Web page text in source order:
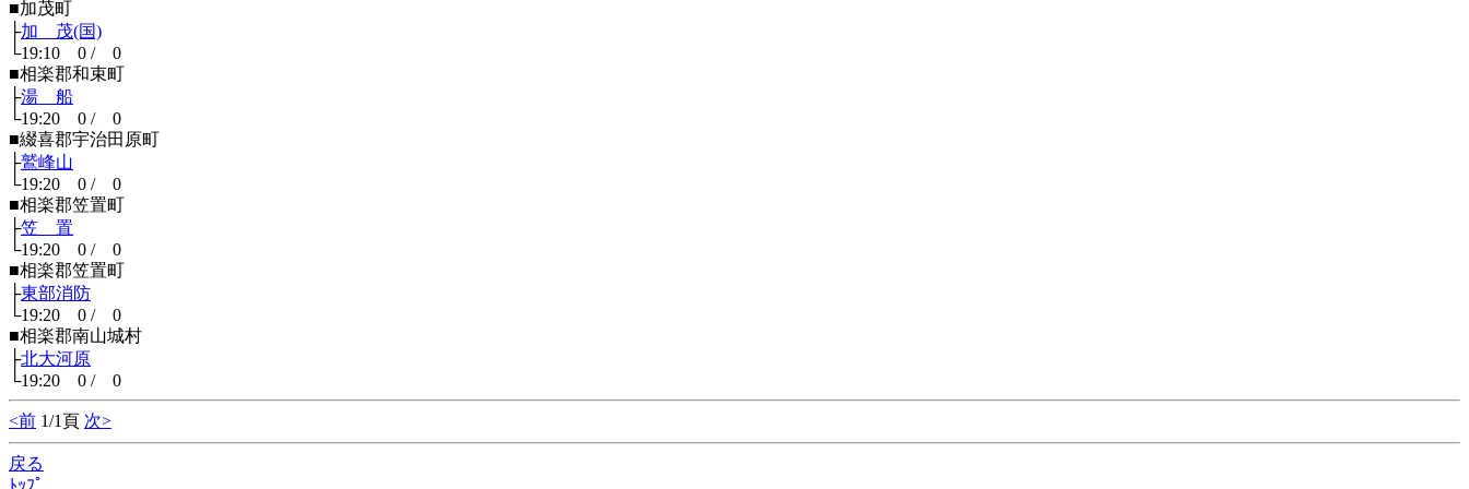
■加茂町
├加 茂(国)
└19:10 0 / 0
■相楽郡和束町
├湯 船
└19:20 0 / 0
■綴喜郡宇治田原町
├鷲峰山
└19:20 0 / 0
■相楽郡笠置町
├笠 置
└19:20 0 / 0
■相楽郡笠置町
├東部消防
└19:20 0 / 0
■相楽郡南山城村
├北大河原
└19:20 0 / 0
<前 1/1頁 次>
戻る
ﾄｯﾌﾟ